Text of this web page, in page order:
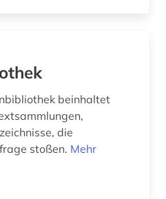
beinhaltet
die
stoßen. Mehr